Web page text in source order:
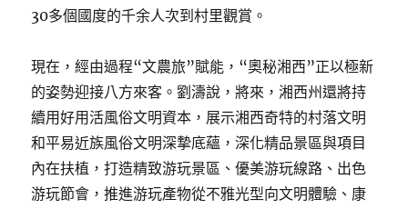
30多個國度的千余人次到村里觀賞。
現在，經由過程“文農旅”賦能，“奧秘湘西”正以極新
的姿勢迎接八方來客。劉濤說，將來，湘西州還將持
續用好用活風俗文明資本，展示湘西奇特的村落文明
和平易近族風俗文明深摯底蘊，深化精品景區與項目
內在扶植，打造精致游玩景區、優美游玩線路、出色
游玩節會，推進游玩產物從不雅光型向文明體驗、康